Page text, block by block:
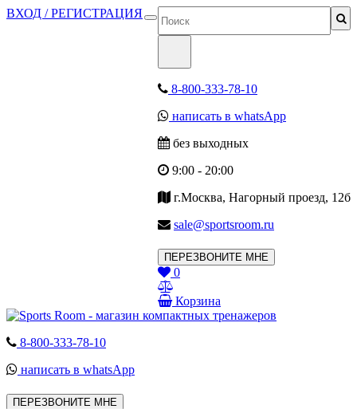
ВХОД / РЕГИСТРАЦИЯ
8-800-333-78-10
написать в whatsApp
без выходных
9:00 - 20:00
г.Москва, Нагорный проезд, 12б
sale@sportsroom.ru
ПЕРЕЗВОНИТЕ МНЕ
0
Корзина
8-800-333-78-10
написать в whatsApp
ПЕРЕЗВОНИТЕ МНЕ